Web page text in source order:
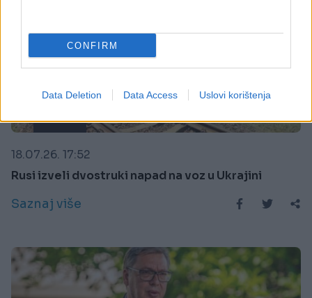
CONFIRM
Data Deletion Data Access Uslovi korištenja
18.07.26. 17:52
Rusi izveli dvostruki napad na voz u Ukrajini
Saznaj više